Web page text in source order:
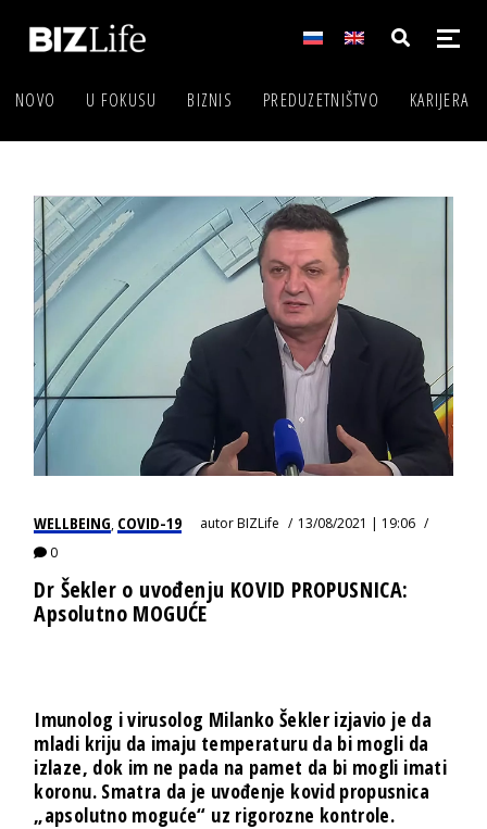
NOVO U FOKUSU BIZNIS PREDUZETNIŠTVO KARIJERA
WELLBEING, COVID-19 autorBIZLife
13/08/2021 | 19:06
0
Dr Šekler o uvođenju KOVID PROPUSNICA:
Apsolutno MOGUĆE
Imunolog i virusolog Milanko Šekler izjavio je da
mladi kriju da imaju temperaturu da bi mogli da
izlaze, dok im ne pada na pamet da bi mogli imati
koronu. Smatra da je uvođenje kovid propusnica
„apsolutno moguće“ uz rigorozne kontrole.